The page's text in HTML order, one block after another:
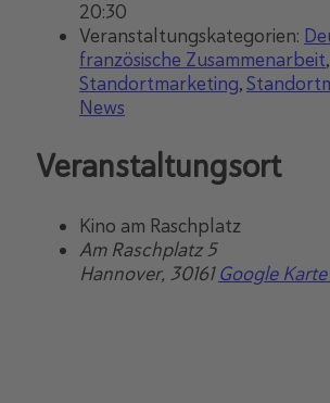
20:30
Veranstaltungskategorien:
französische Zusammenarbeit,
Standortmarketing,
News
Veranstaltungsort
Kino am Raschplatz
Am Raschplatz 5
Hannover, 30161 Google